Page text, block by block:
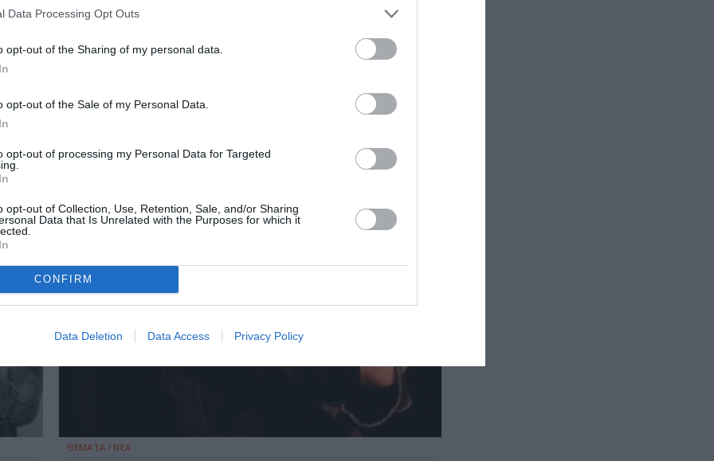
Data Processing Opt Outs
opt-out of the Sharing of my personal data.
opt-out of the Sale of my Personal Data.
opt-out of processing my Personal Data for Targeted
opt-out of Collection, Use, Retention, Sale, and/or Sharing
Data that Is Unrelated with the Purposes for which it
CONFIRM
Data Deletion Data Access Privacy Policy
του
Το έργο «Ρομπέρτο Τσούκκο» του Μπερνάρ-Μαρί Κολτές
ΘΕΜΑΤΑ / ΝΕΑ